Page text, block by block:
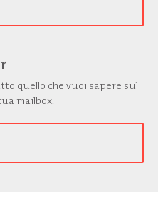
quello che vuoi sapere sul
mailbox.